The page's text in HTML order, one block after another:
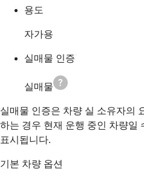
용도
자가용
실매물 인증
실매물
실매물 인증은 차량 실 소유자의
하는 경우 현재 운행 중인 차량일
표시됩니다.
기본 차량 옵션